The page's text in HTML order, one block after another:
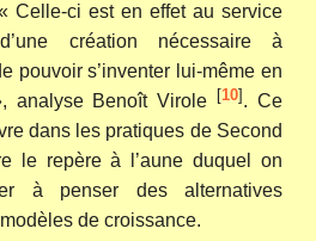
Celle-ci est en effet au service
création nécessaire à
pouvoir s’inventer lui-même en
analyse Benoît Virole [10]. Ce
dans les pratiques de Second
le repère à l’aune duquel on
à penser des alternatives
de croissance.